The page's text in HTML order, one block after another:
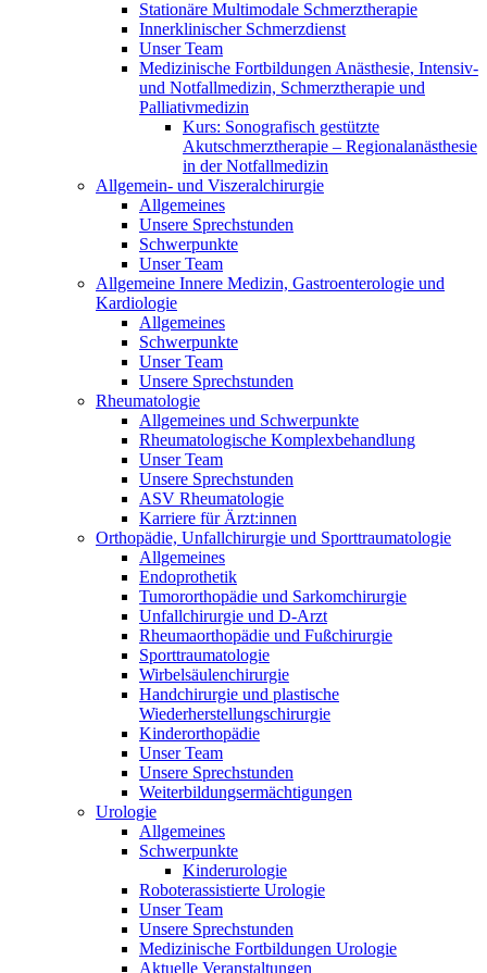
Stationäre Multimodale Schmerztherapie
Innerklinischer Schmerzdienst
Unser Team
Medizinische Fortbildungen Anästhesie, Intensiv-
und Notfallmedizin, Schmerztherapie und
Palliativmedizin
Kurs: Sonografisch gestützte
Akutschmerztherapie – Regionalanästhesie
in der Notfallmedizin
Allgemein- und Viszeralchirurgie
Allgemeines
Unsere Sprechstunden
Schwerpunkte
Unser Team
Allgemeine Innere Medizin, Gastroenterologie und
Kardiologie
Allgemeines
Schwerpunkte
Unser Team
Unsere Sprechstunden
Rheumatologie
Allgemeines und Schwerpunkte
Rheumatologische Komplexbehandlung
Unser Team
Unsere Sprechstunden
ASV Rheumatologie
Karriere für Ärzt:innen
Orthopädie, Unfallchirurgie und Sporttraumatologie
Allgemeines
Endoprothetik
Tumororthopädie und Sarkomchirurgie
Unfallchirurgie und D-Arzt
Rheumaorthopädie und Fußchirurgie
Sporttraumatologie
Wirbelsäulenchirurgie
Handchirurgie und plastische
Wiederherstellungschirurgie
Kinderorthopädie
Unser Team
Unsere Sprechstunden
Weiterbildungsermächtigungen
Urologie
Allgemeines
Schwerpunkte
Kinderurologie
Roboterassistierte Urologie
Unser Team
Unsere Sprechstunden
Medizinische Fortbildungen Urologie
Aktuelle Veranstaltungen